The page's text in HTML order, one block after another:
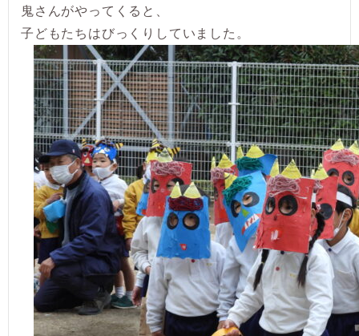
鬼さんがやってくると、
子どもたちはびっくりしていました。